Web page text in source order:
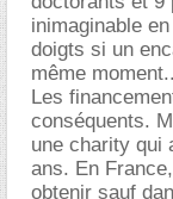
inimaginable
doigts si un
même moment..
Les
conséquents.
une charity qui
ans. En
obtenir sauf